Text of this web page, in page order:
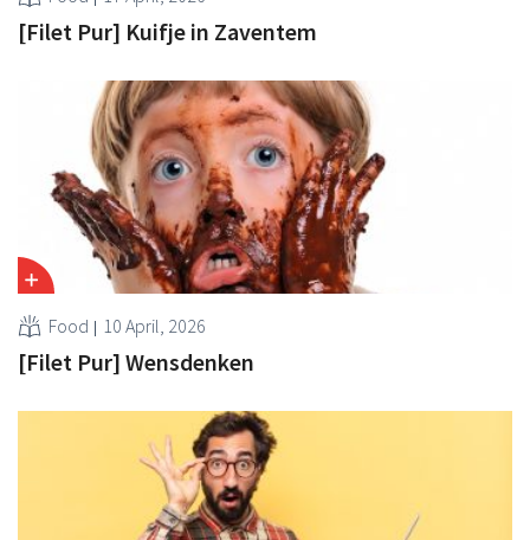
[Filet Pur] Kuifje in Zaventem
Food 10 April, 2026
[Filet Pur] Wensdenken